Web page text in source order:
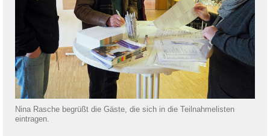
Nina Rasche begrüßt die Gäste, die sich in die Teilnahmelisten
eintragen.